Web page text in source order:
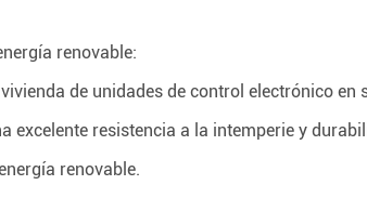
renovable:
de unidades de control electrónico
excelente resistencia a la intemperie y
renovable.